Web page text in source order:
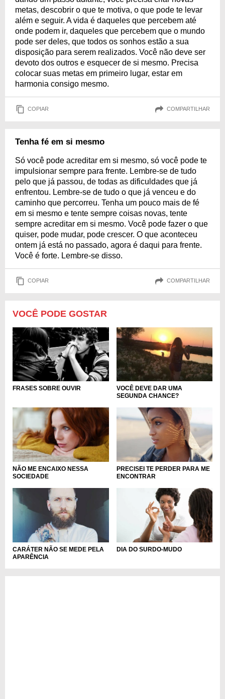
metas, descobrir o que te motiva, o que pode te levar
além e seguir. A vida é daqueles que percebem até
onde podem ir, daqueles que percebem que o mundo
pode ser deles, que todos os sonhos estão a sua
disposição para serem realizados. Você não deve ser
devoto dos outros e esquecer de si mesmo. Precisa
colocar suas metas em primeiro lugar, estar em
harmonia consigo mesmo.
COPIAR COMPARTILHAR
Tenha fé em si mesmo
Só você pode acreditar em si mesmo, só você pode te
impulsionar sempre para frente. Lembre-se de tudo
pelo que já passou, de todas as dificuldades que já
enfrentou. Lembre-se de tudo o que já venceu e do
caminho que percorreu. Tenha um pouco mais de fé
em si mesmo e tente sempre coisas novas, tente
sempre acreditar em si mesmo. Você pode fazer o que
quiser, pode mudar, pode crescer. O que aconteceu
ontem já está no passado, agora é daqui para frente.
Você é forte. Lembre-se disso.
COPIAR COMPARTILHAR
VOCÊ PODE GOSTAR
FRASES SOBRE OUVIR
VOCÊ DEVE DAR UMA
SEGUNDA CHANCE?
NÃO ME ENCAIXO NESSA
SOCIEDADE
PRECISEI TE PERDER PARA ME
ENCONTRAR
CARÁTER NÃO SE MEDE PELA
APARÊNCIA
DIA DO SURDO-MUDO